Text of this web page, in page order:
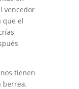
vencedor
que el
tienen
berrea.